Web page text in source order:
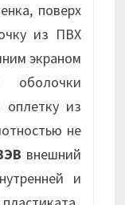
поверх
из ПВХ
экраном
оболочки
из
не
внешний
и